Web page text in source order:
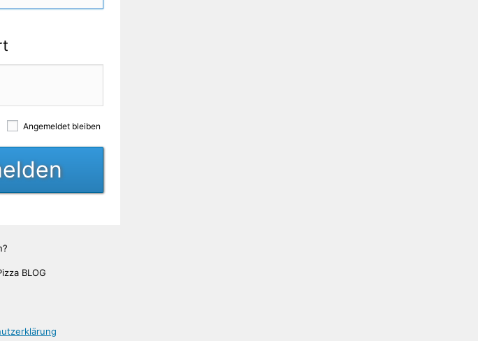
Angemeldet bleiben
BLOG